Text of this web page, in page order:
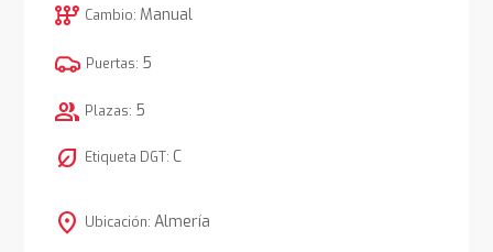
auto_transmission Cambio: Manual
Puertas: 5
group Plazas: 5
nest_eco_leaf Etiqueta DGT: C
location_on Ubicación: Almería